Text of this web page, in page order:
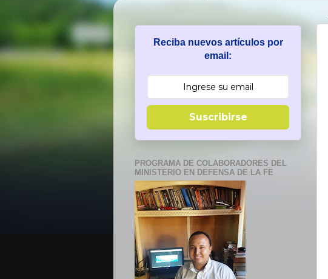
Reciba nuevos artículos por
email:
Suscribirse
PROGRAMA DE COLABORADORES DEL
MINISTERIO EN DEFENSA DE LA FE